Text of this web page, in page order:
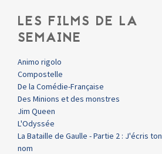
LES FILMS DE LA
SEMAINE
Animo rigolo
Compostelle
De la Comédie-Française
Des Minions et des monstres
Jim Queen
L'Odyssée
La Bataille de Gaulle - Partie 2 : J'écris ton
nom